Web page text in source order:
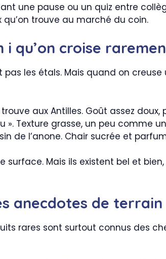
une pause ou un quiz entre
qu’on trouve au marché du coin.
qu’on croise
les étals. Mais quand on
aux Antilles. Goût assez doux,
». Texture grasse, un peu comme
de l’anone. Chair sucrée et
Mais ils existent bel et
anecdotes de terrain
rares sont surtout connus des